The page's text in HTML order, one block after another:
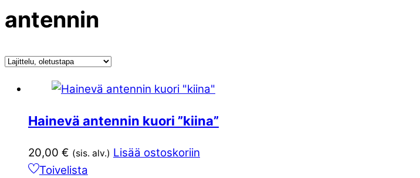
antennin
Hainevä antennin kuori ”kiina”
20,00 € (sis. alv.) Lisää ostoskoriin
Toivelista